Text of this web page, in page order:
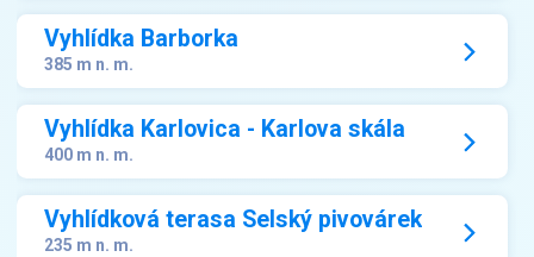
Vyhlídka Barborka
385 m n. m.
Vyhlídka Karlovica - Karlova skála
400 m n. m.
Vyhlídková terasa Selský pivovárek
235 m n. m.